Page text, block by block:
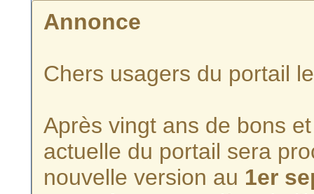
Annonce
Chers usagers du portail
Après vingt ans de bons
actuelle du portail sera
nouvelle version au 1er